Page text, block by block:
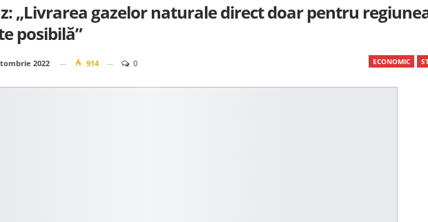
„Livrarea gazelor naturale direct doar pentru
posibilă”
ECONOMIC
2022 914 0